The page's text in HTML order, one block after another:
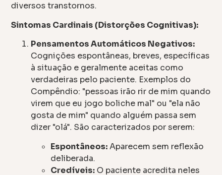
diversos transtornos.
Sintomas Cardinais (Distorções Cognitivas):
Pensamentos Automáticos Negativos:
Cognições espontâneas, breves, específicas
à situação e geralmente aceitas como
verdadeiras pelo paciente. Exemplos do
Compêndio: "pessoas irão rir de mim quando
virem que eu jogo boliche mal" ou "ela não
gosta de mim" quando alguém passa sem
dizer "olá". São caracterizados por serem:
Espontâneos:Aparecem sem reflexão
deliberada.
Credíveis: O paciente acredita neles